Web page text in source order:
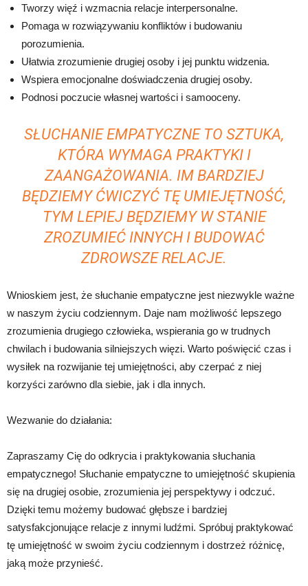
Tworzy więź i wzmacnia relacje interpersonalne.
Pomaga w rozwiązywaniu konfliktów i budowaniu
porozumienia.
Ułatwia zrozumienie drugiej osoby i jej punktu widzenia.
Wspiera emocjonalne doświadczenia drugiej osoby.
Podnosi poczucie własnej wartości i samooceny.
SŁUCHANIE EMPATYCZNE TO SZTUKA,
KTÓRA WYMAGA PRAKTYKI I
ZAANGAŻOWANIA. IM BARDZIEJ
BĘDZIEMY ĆWICZYĆ TĘ UMIEJĘTNOŚĆ,
TYM LEPIEJ BĘDZIEMY W STANIE
ZROZUMIEĆ INNYCH I BUDOWAĆ
ZDROWSZE RELACJE.
Wnioskiem jest, że słuchanie empatyczne jest niezwykle ważne
w naszym życiu codziennym. Daje nam możliwość lepszego
zrozumienia drugiego człowieka, wspierania go w trudnych
chwilach i budowania silniejszych więzi. Warto poświęcić czas i
wysiłek na rozwijanie tej umiejętności, aby czerpać z niej
korzyści zarówno dla siebie, jak i dla innych.
Wezwanie do działania:
Zapraszamy Cię do odkrycia i praktykowania słuchania
empatycznego! Słuchanie empatyczne to umiejętność skupienia
się na drugiej osobie, zrozumienia jej perspektywy i odczuć.
Dzięki temu możemy budować głębsze i bardziej
satysfakcjonujące relacje z innymi ludźmi. Spróbuj praktykować
tę umiejętność w swoim życiu codziennym i dostrzeż różnicę,
jaką może przynieść.